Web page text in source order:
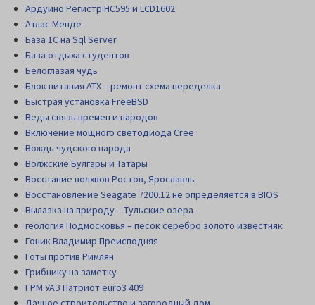
Ардуино Регистр НС595 и LCD1602
Атлас Менде
База 1С на Sql Server
База отдыха студентов
Белоглазая чудь
Блок питания АТХ – ремонт схема переделка
Быстрая установка FreeBSD
Веды связь времен и народов
Включение мощного светодиода Cree
Вождь чудского народа
Волжские Булгары и Татары
Восстание волхвов Ростов, Ярославль
Восстановление Seagate 7200.12 не определяется в BIOS
Вылазка на природу – Тульские озера
геология Подмосковья – песок серебро золото известняк
Гоник Владимир Преисподняя
Готы против Римлян
Грибнику на заметку
ГРМ УАЗ Патриот euro3 409